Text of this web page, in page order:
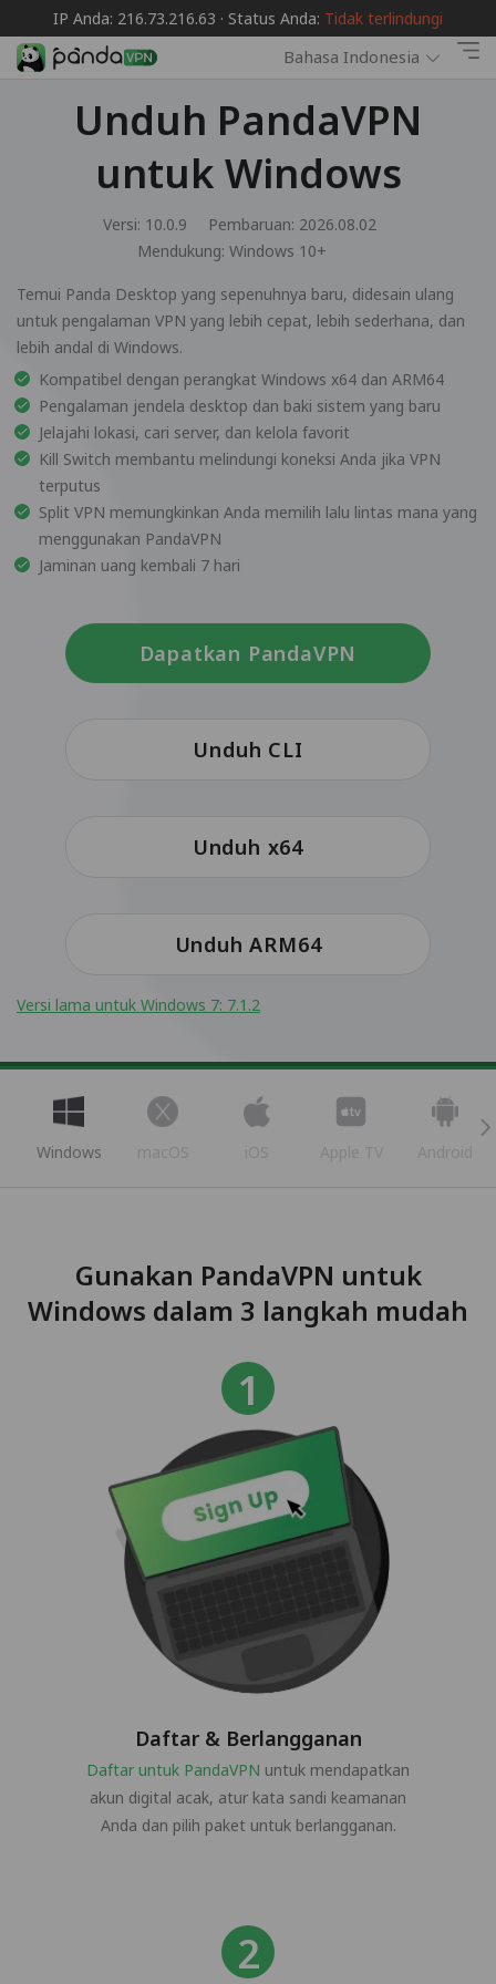
IP Anda: 216.73.216.63 · Status Anda: Tidak terlindungi
Bahasa Indonesia
Unduh PandaVPN
untuk Windows
Versi: 10.0.9
Pembaruan: 2026.08.02
Mendukung: Windows 10+
Temui Panda Desktop yang sepenuhnya baru, didesain ulang
untuk pengalaman VPN yang lebih cepat, lebih sederhana, dan
lebih andal di Windows.
Kompatibel dengan perangkat Windows x64 dan ARM64
Pengalaman jendela desktop dan baki sistem yang baru
Jelajahi lokasi, cari server, dan kelola favorit
Kill Switch membantu melindungi koneksi Anda jika VPN
terputus
Split VPN memungkinkan Anda memilih lalu lintas mana yang
menggunakan PandaVPN
Jaminan uang kembali 7 hari
Dapatkan PandaVPN
Unduh CLI
Unduh x64
Unduh ARM64
Versi lama untuk Windows 7: 7.1.2
Windows macOS iOS Apple TV Android
Gunakan PandaVPN untuk
Windows dalam 3 langkah mudah
Daftar & Berlangganan
Daftar untuk PandaVPN untuk mendapatkan
akun digital acak, atur kata sandi keamanan
Anda dan pilih paket untuk berlangganan.